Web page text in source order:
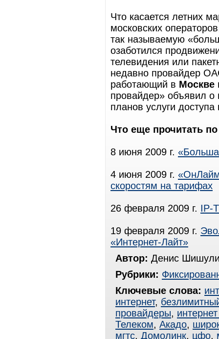
Что касается летних
московских
так называемую
озаботился
телевидения или
недавно провайдер
работающий в Москве
провайдер» объявил
планов услуги доступа
Что еще прочитать
8 июня 2009 г.
4 июня 2009 г.
скоростям на тарифах
26 февраля 2009 г. IP-
19 февраля 2009 г.
«Интернет-Лайт»
Автор: Денис
Рубрики:
Ключевые слова:
интернет,
провайдеры,
Телеком, Акадо,
мгтс, Домолинк, цфо,